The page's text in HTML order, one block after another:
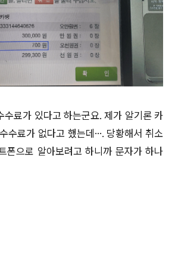
수료가 있다고 하는군요. 제가 알기론 카
수료가 없다고 했는데…. 당황해서 취소
폰으로 알아보려고 하니까 문자가 하나